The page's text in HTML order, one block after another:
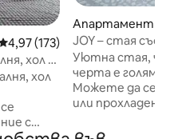
оценка: 4,97 от 5,
4,97 (173)
хол и
Таун
хол
с
Апартамент –
ри
JOY – стая със
във френски
Уютна стая,
черта е голяма
Можете да се
или прохладен
проектирано